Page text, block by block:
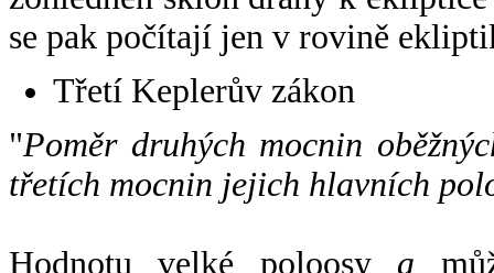
se pak počítají jen v rovině
Třetí Keplerův zákon
"Poměr druhých mocnin
třetích mocnin jejich hlavních
Hodnotu velké poloosy a